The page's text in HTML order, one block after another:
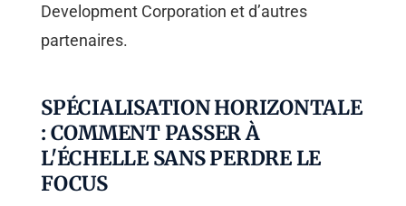
Development Corporation et d’autres
partenaires.
SPÉCIALISATION HORIZONTALE
: COMMENT PASSER À
L'ÉCHELLE SANS PERDRE LE
FOCUS